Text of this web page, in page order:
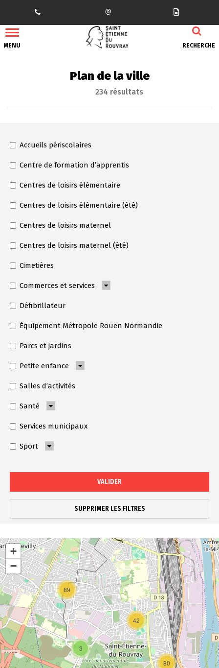
MENU RECHERCHE
Plan de la ville
234 résultats
Catégorie(s)
Accueils périscolaires
Centre de formation d’apprentis
Centres de loisirs élémentaire
Centres de loisirs élémentaire (été)
Centres de loisirs maternel
Centres de loisirs maternel (été)
Cimetières
Commerces et services
Défibrillateur
Équipement Métropole Rouen Normandie
Parcs et jardins
Petite enfance
Salles d’activités
Santé
Services municipaux
Sport
VALIDER
SUPPRIMER LES FILTRES
3
80
89
42
+
−